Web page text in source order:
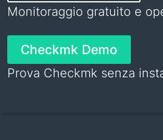
Monitoraggio gratuito e
Checkmk Demo
Prova Checkmk senza